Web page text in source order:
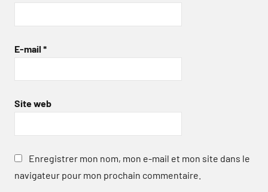
E-mail *
Site web
Enregistrer mon nom, mon e-mail et mon site dans le
navigateur pour mon prochain commentaire.